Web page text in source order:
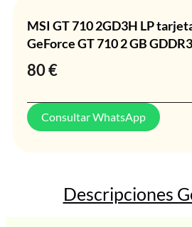
MSI GT 710 2GD3H LP
GeForce GT 710 2 GB GDDR3
80€
Consultar WhatsApp
Descripciones